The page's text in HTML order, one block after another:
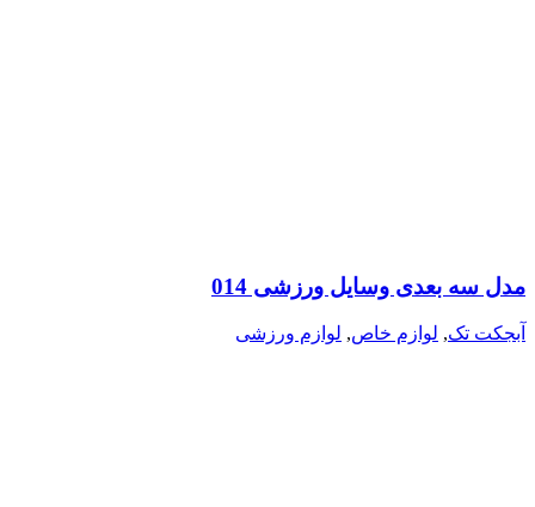
مدل سه بعدی وسایل ورزشی 014
آبجکت تک, لوازم خاص, لوازم ورزشی